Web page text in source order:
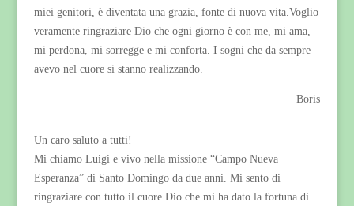
miei genitori, è diventata una grazia, fonte di nuova vita.Voglio
veramente ringraziare Dio che ogni giorno è con me, mi ama,
mi perdona, mi sorregge e mi conforta. I sogni che da sempre
avevo nel cuore si stanno realizzando.
Boris
Un caro saluto a tutti!
Mi chiamo Luigi e vivo nella missione “Campo Nueva
Esperanza” di Santo Domingo da due anni. Mi sento di
ringraziare con tutto il cuore Dio che mi ha dato la fortuna di